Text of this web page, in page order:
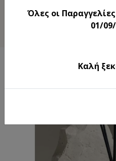
Αρωματικό
Όλες οι
01/
Καλή